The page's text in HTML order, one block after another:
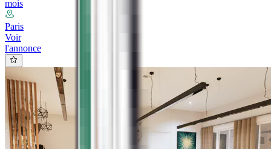
mois
Paris
Voir
l'annonce